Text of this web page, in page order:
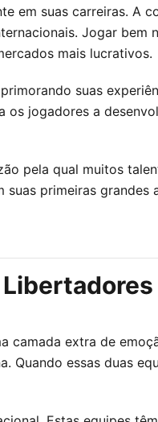
em suas carreiras. A
Jogar
mais lucrativos.
suas
os jogadores a
pela qual muitos
primeiras
camada extra de
Quando essas duas